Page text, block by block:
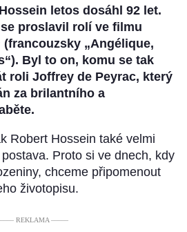
letos dosáhl 92 let.
proslavil rolí ve filmu
(francouzsky „Angélique,
Byl to on, komu se tak
roli Joffrey de Peyrac, který
za brilantního a
Robert Hossein také velmi
Proto si ve dnech, kdy
chceme připomenout
životopisu.
REKLAMA –––––